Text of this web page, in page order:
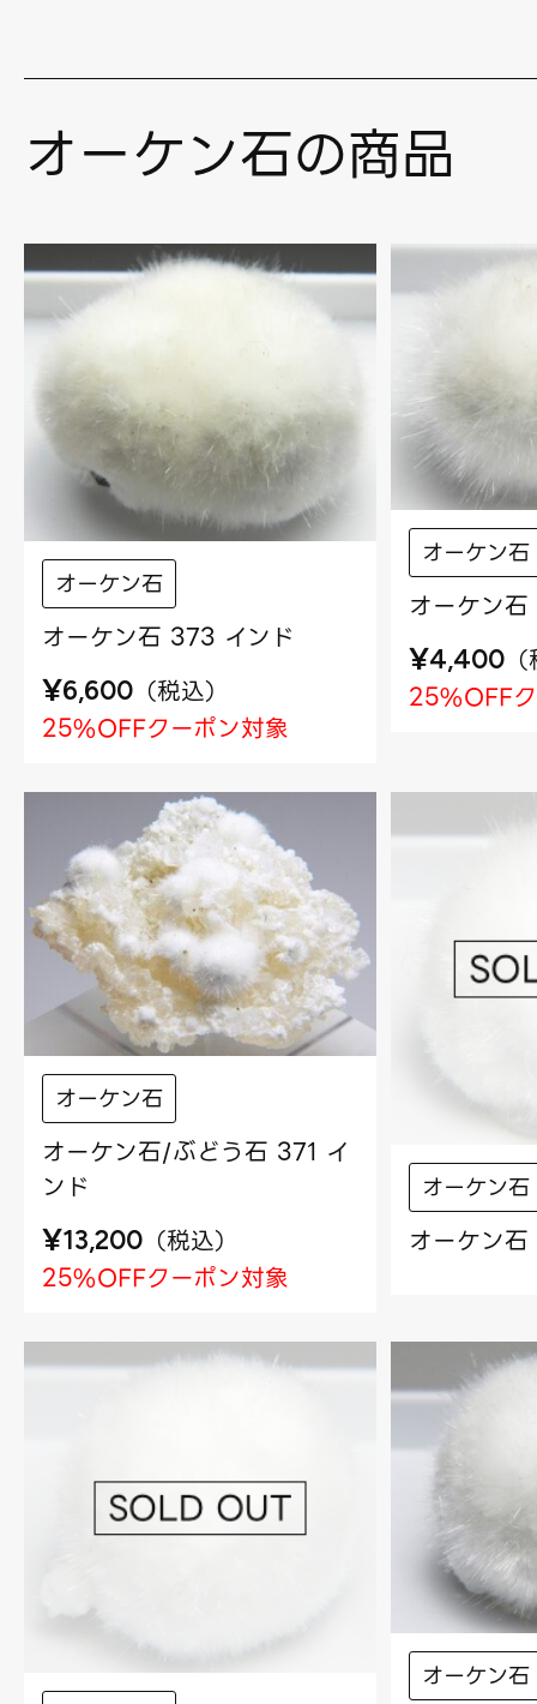
オーケン石の商品
オーケン石
オーケン石 373 インド
¥6,600 （税込）
25%OFFクーポン対象
オーケン石
オーケン
¥4,400 （
25%OFF
オーケン石
オーケン石/ぶどう石 371 イ
ンド
¥13,200 （税込）
25%OFFクーポン対象
オーケン石
オーケン
オーケン石